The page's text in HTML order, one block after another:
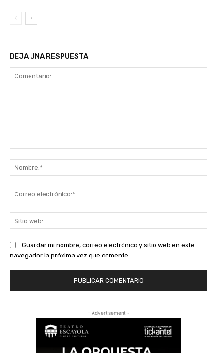
DEJA UNA RESPUESTA
Guardar mi nombre, correo electrónico y sitio web en este
navegador la próxima vez que comente.
- Advertisement -